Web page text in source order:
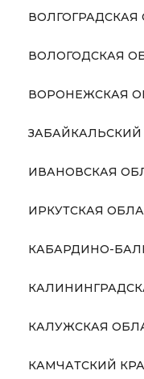
ВОЛГОГРАДСКАЯ
ВОЛОГОДСКАЯ
ВОРОНЕЖСКАЯ
ЗАБАЙКАЛЬСКИЙ
ИВАНОВСКАЯ
ИРКУТСКАЯ
КАБАРДИНО-
КАЛУЖСКАЯ
КАМЧАТСКИЙ